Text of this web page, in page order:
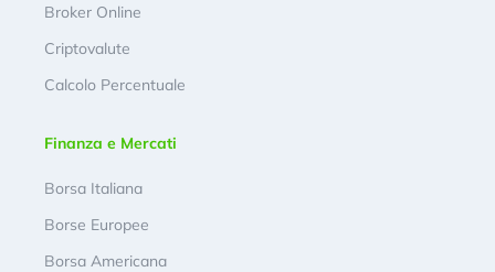
Broker Online
Criptovalute
Calcolo Percentuale
Finanza e Mercati
Borsa Italiana
Borse Europee
Borsa Americana